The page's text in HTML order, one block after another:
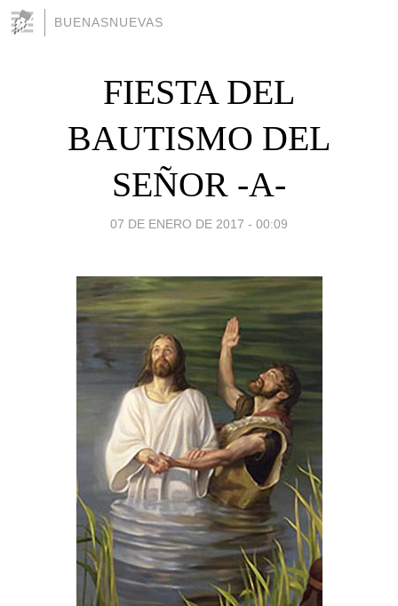
BUENASNUEVAS
FIESTA DEL
BAUTISMO DEL
SEÑOR -A-
07 DE ENERO DE 2017 - 00:09